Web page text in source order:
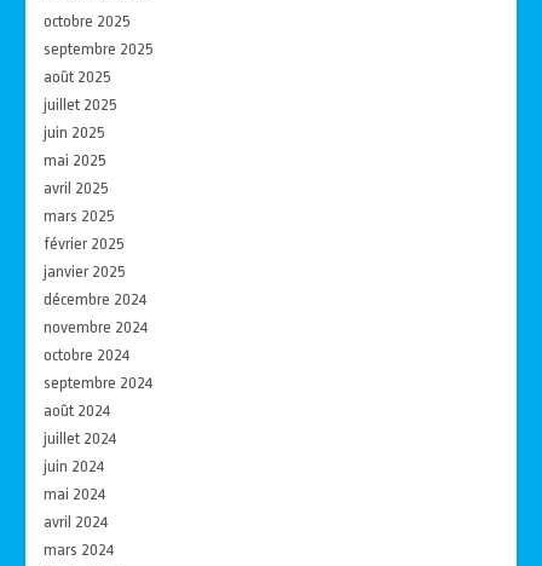
octobre 2025
septembre 2025
août 2025
juillet 2025
juin 2025
mai 2025
avril 2025
mars 2025
février 2025
janvier 2025
décembre 2024
novembre 2024
octobre 2024
septembre 2024
août 2024
juillet 2024
juin 2024
mai 2024
avril 2024
mars 2024